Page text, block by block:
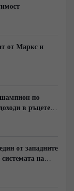
от Маркс и
по
в ръцете
САЩ
от западните
на